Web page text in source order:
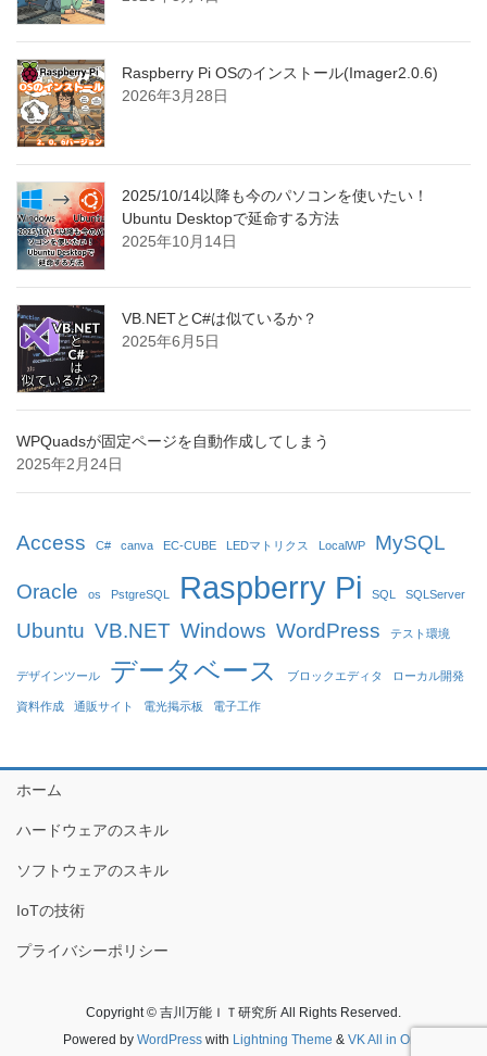
Raspberry Pi OSのインストール(Imager2.0.6)
2026年3月28日
2025/10/14以降も今のパソコンを使いたい！
Ubuntu Desktopで延命する方法
2025年10月14日
VB.NETとC#は似ているか？
2025年6月5日
WPQuadsが固定ページを自動作成してしまう
2025年2月24日
Access C# canva EC-CUBE LEDマトリクス LocalWP MySQL
Oracle os PstgreSQL Raspberry Pi SQL SQLServer
Ubuntu VB.NET Windows WordPress テスト環境
デザインツール データベース ブロックエディタ ローカル開発
資料作成 通販サイト 電光掲示板 電子工作
ホーム
ハードウェアのスキル
ソフトウェアのスキル
IoTの技術
プライバシーポリシー
Copyright © 吉川万能ＩＴ研究所 All Rights Reserved.
Powered by WordPresswith Lightning Theme & VK All in One